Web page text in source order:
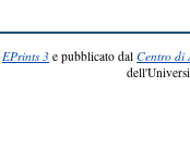
EPrints 3 e pubblicato dal Centro di